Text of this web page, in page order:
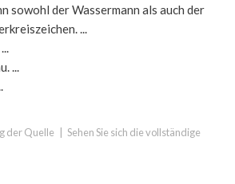
sowohl der Wassermann als auch der
...
...
der Quelle Sehen Sie sich die vollständige